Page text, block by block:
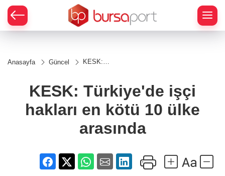
Anasayfa Güncel
KESK:
hakları en
kötü 10
arasında
KESK: Türkiye'de işçi
hakları en kötü 10 ülke
arasında